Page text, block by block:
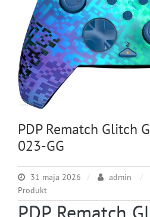
PDP Rematch Glitch
023-GG
31 maja 2026 admin
Produkt